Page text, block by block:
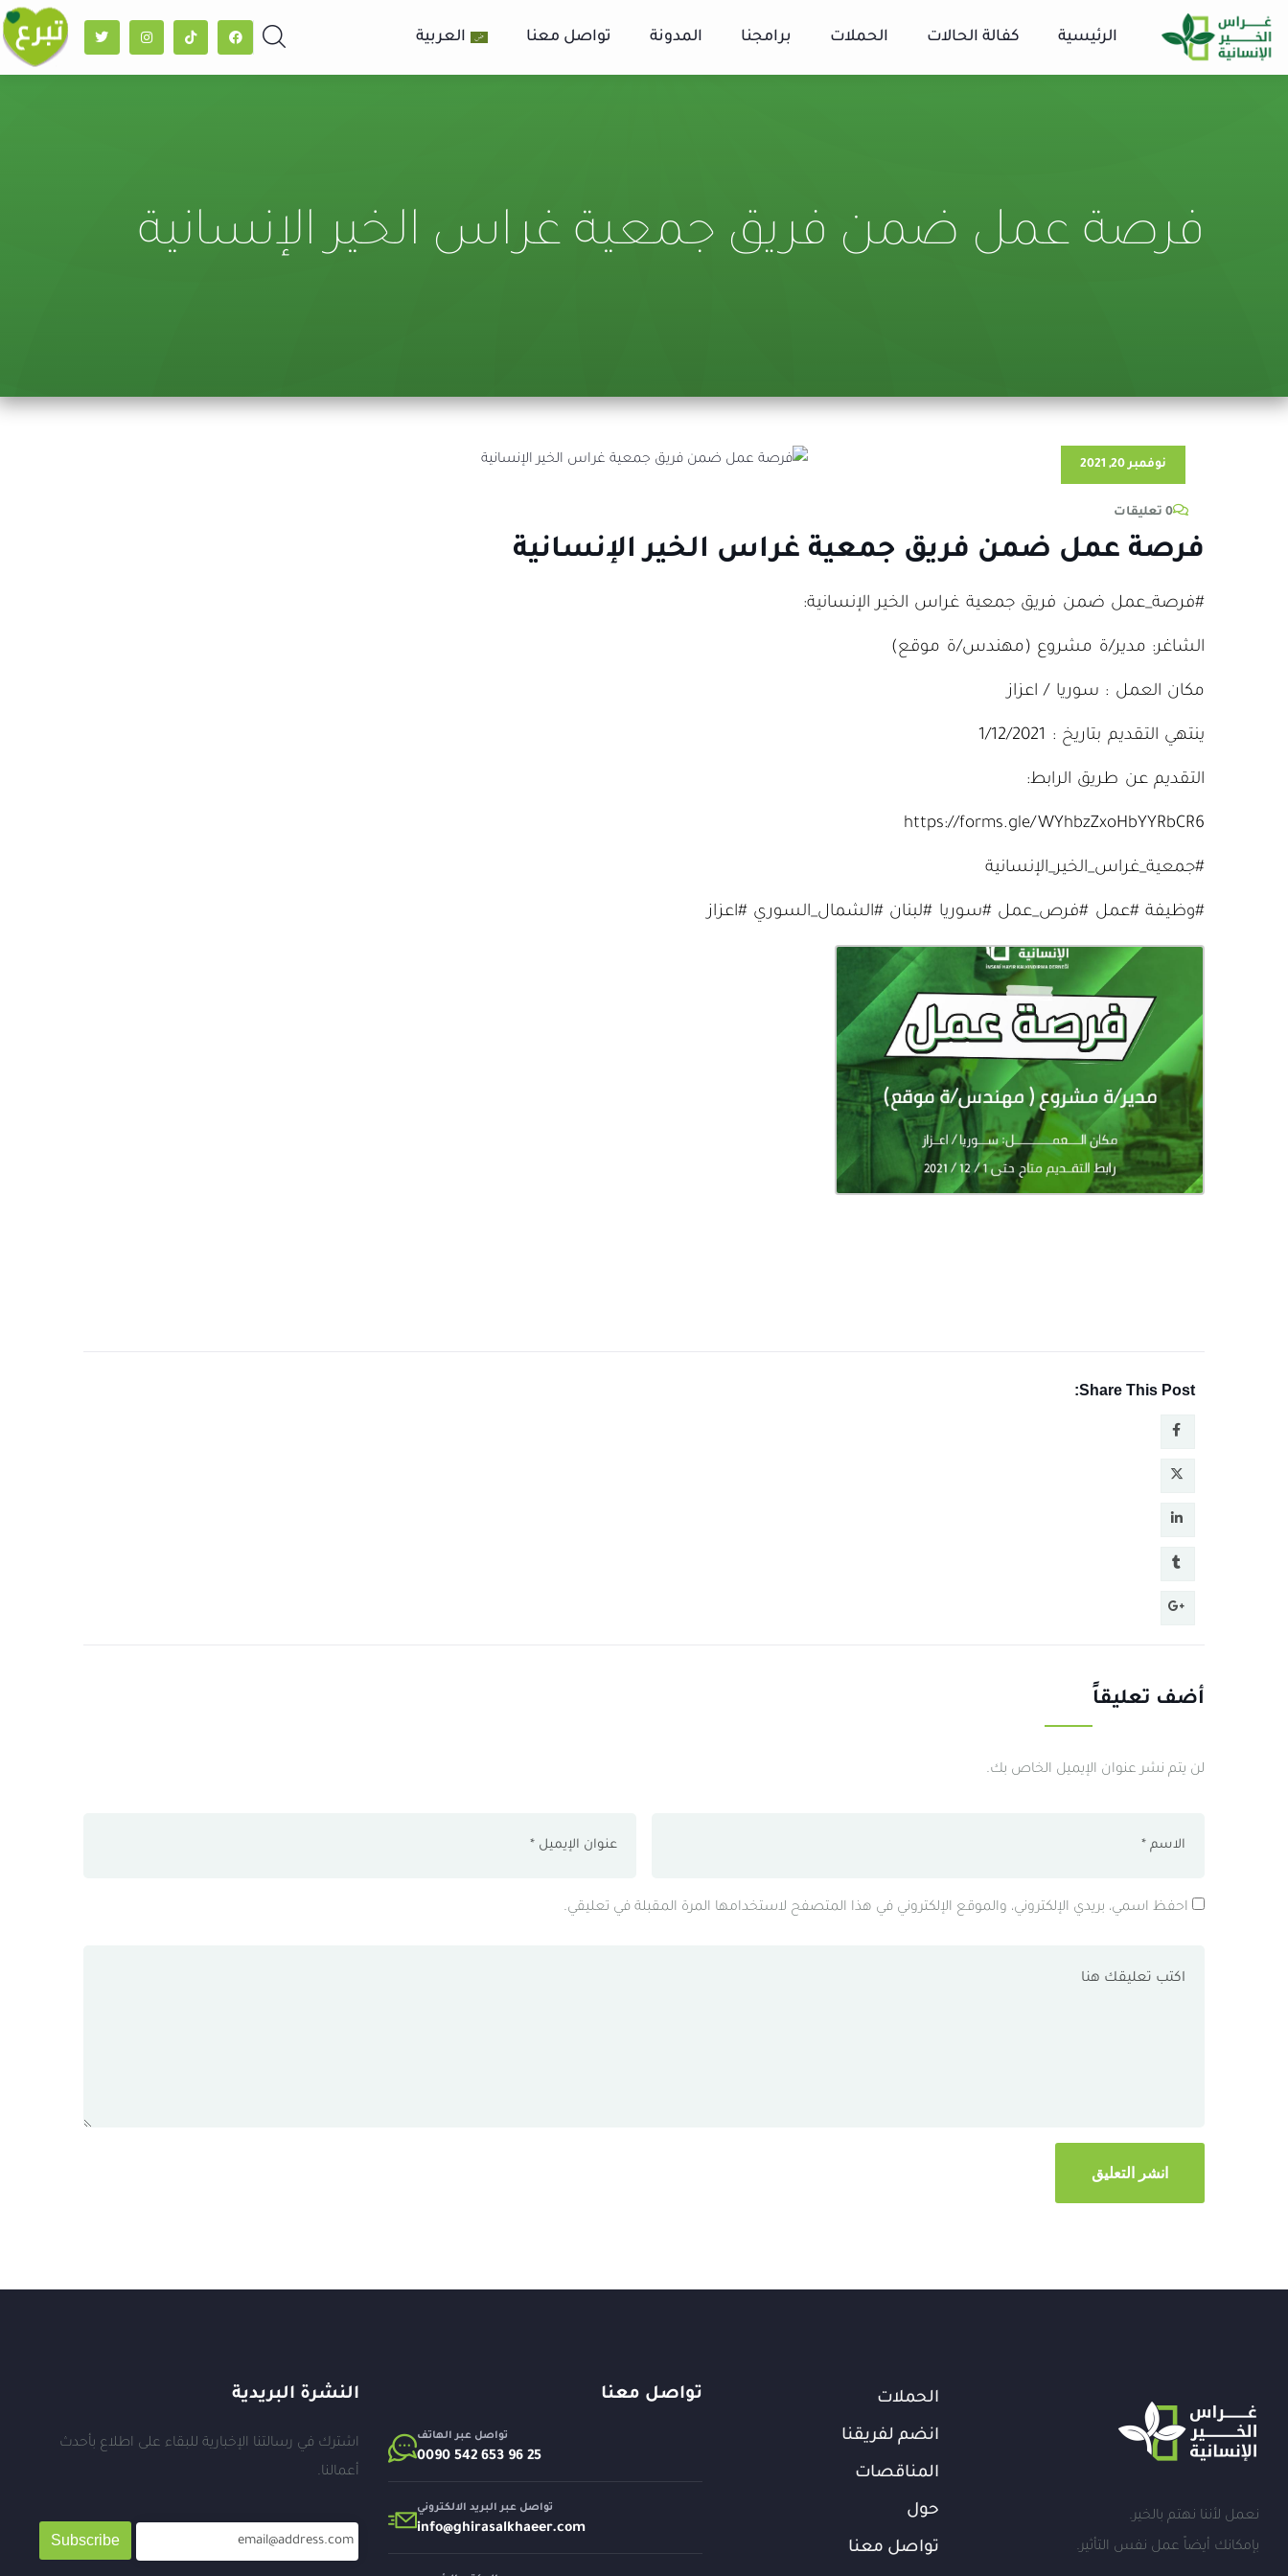
الرئيسية كفالة الحالات الحملات برامجنا المدونة تواصل معنا العربية
فرصة عمل ضمن فريق جمعية غراس الخير الإنسانية
نوفمبر 20, 2021
0 تعليقات
فرصة عمل ضمن فريق جمعية غراس الخير الإنسانية
#فرصة_عمل ضمن فريق جمعية غراس الخير الإنسانية:
الشاغر: مدير/ة مشروع (مهندس/ة موقع)
مكان العمل : سوريا / اعزاز
ينتهي التقديم بتاريخ : 1/12/2021
التقديم عن طريق الرابط:
https://forms.gle/WYhbzZxoHbYYRbCR6
#جمعية_غراس_الخير_الإنسانية
#وظيفة #عمل #فرص_عمل #سوريا #لبنان #الشمال_السوري #اعزاز
Share This Post:
أضف تعليقاً
لن يتم نشر عنوان الإيميل الخاص بك.
احفظ اسمي، بريدي الإلكتروني، والموقع الإلكتروني في هذا المتصفح لاستخدامها المرة المقبلة في تعليقي.
نعمل لأننا نهتم بالخير.
بإمكانك أيضاً عمل نفس التأثير.
الحملات
انضم لفريقنا
المناقصات
حول
تواصل معنا
تواصل معنا
تواصل عبر الهاتف
⁦0090 542 653 96 25⁩
تواصل عبر البريد الالكتروني
info@ghirasalkhaeer.com
النشرة البريدية
اشترك في رسالتنا الإخبارية للبقاء على اطلاع بأحدث
أعمالنا.
Subscribe